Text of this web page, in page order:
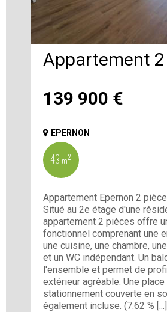
139 900 €
Appartement 2
EPERNON
43 m²
Appartement Epernon 2
Situé au 2e étage d'une
appartement 2 pièces offre
fonctionnel comprenant une
une cuisine, une chambre,
et un WC indépendant. Un
l'ensemble et permet de
extérieur agréable. Une place
stationnement couverte en
également incluse. (7.62 % [...]